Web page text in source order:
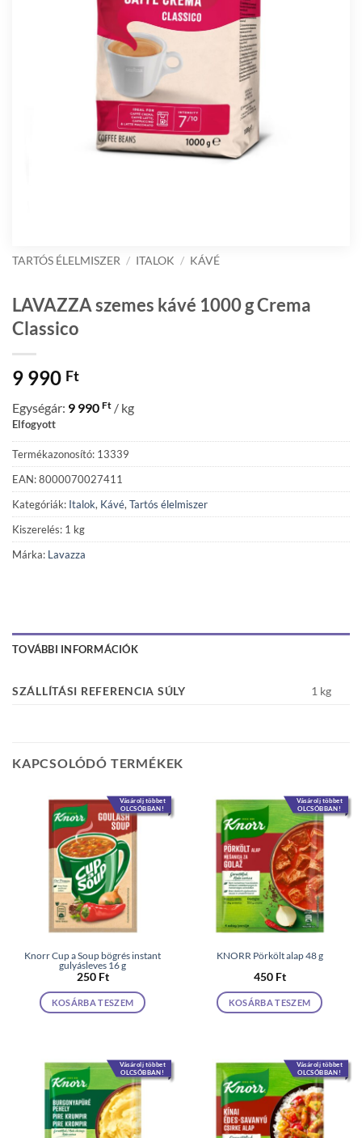
TARTÓS ÉLELMISZER / ITALOK / KÁVÉ
LAVAZZA szemes kávé 1000 g Crema
Classico
9 990 Ft
Egységár: 9 990 Ft / kg
Elfogyott
Termékazonosító: 13339
EAN: 8000070027411
Kategóriák: Italok, Kávé, Tartós élelmiszer
Kiszerelés: 1 kg
Márka: Lavazza
TOVÁBBI INFORMÁCIÓK
SZÁLLÍTÁSI REFERENCIA SÚLY 1 kg
KAPCSOLÓDÓ TERMÉKEK
Vásárolj többet
OLCSÓBBAN!
Knorr Cup a Soup bögrés instant
gulyásleves 16 g
250 Ft
KOSÁRBA TESZEM
Vásárolj többet
OLCSÓBBAN!
KNORR Pörkölt alap 48 g
450 Ft
KOSÁRBA TESZEM
Vásárolj többet
OLCSÓBBAN!
Vásárolj többet
OLCSÓBBAN!